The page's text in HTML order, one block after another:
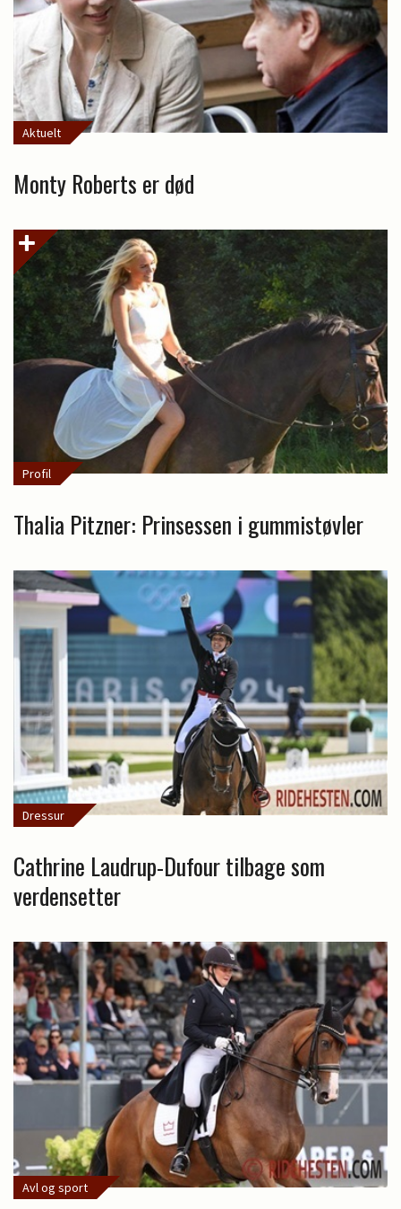
Aktuelt
Monty Roberts er død
Profil
Thalia Pitzner: Prinsessen i gummistøvler
Dressur
Cathrine Laudrup-Dufour tilbage som
verdensetter
Avl og sport